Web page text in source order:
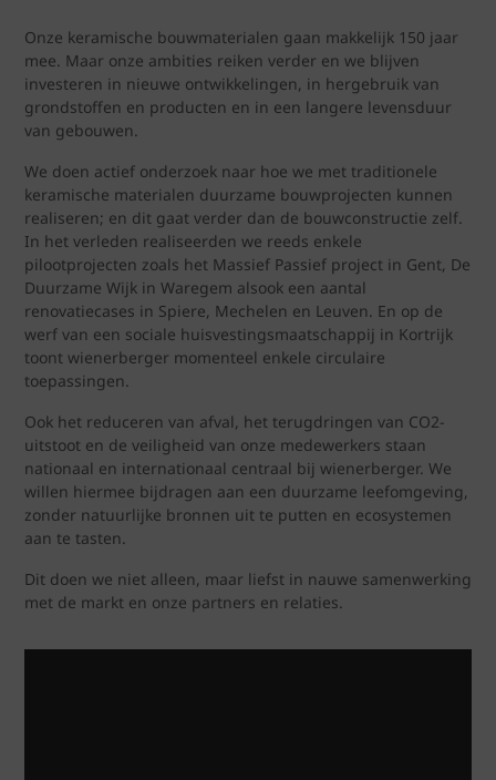
Onze keramische bouwmaterialen gaan makkelijk 150 jaar
mee. Maar onze ambities reiken verder en we blijven
investeren in nieuwe ontwikkelingen, in hergebruik van
grondstoffen en producten en in een langere levensduur
van gebouwen.
We doen actief onderzoek naar hoe we met traditionele
keramische materialen duurzame bouwprojecten kunnen
realiseren; en dit gaat verder dan de bouwconstructie zelf.
In het verleden realiseerden we reeds enkele
pilootprojecten zoals het Massief Passief project in Gent, De
Duurzame Wijk in Waregem alsook een aantal
renovatiecases in Spiere, Mechelen en Leuven. En op de
werf van een sociale huisvestingsmaatschappij in Kortrijk
toont wienerberger momenteel enkele circulaire
toepassingen.
Ook het reduceren van afval, het terugdringen van CO2-
uitstoot en de veiligheid van onze medewerkers staan
nationaal en internationaal centraal bij wienerberger. We
willen hiermee bijdragen aan een duurzame leefomgeving,
zonder natuurlijke bronnen uit te putten en ecosystemen
aan te tasten.
Dit doen we niet alleen, maar liefst in nauwe samenwerking
met de markt en onze partners en relaties.